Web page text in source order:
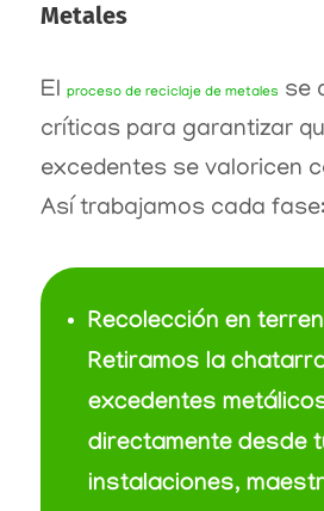
Metales
El proceso de reciclaje de metales se
críticas para garantizar
excedentes se valoricen
Así trabajamos cada fase:
Recolección en
Retiramos la
excedentes
directamente desde
instalaciones,